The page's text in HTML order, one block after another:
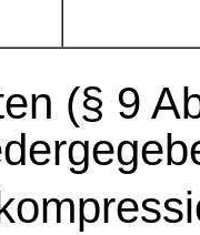
(§ 9